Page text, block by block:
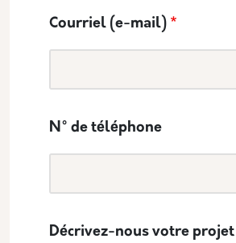
Courriel (e-mail)
N° de téléphone
Décrivez-nous votre